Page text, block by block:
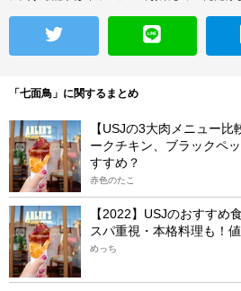
「七面鳥」に関するまとめ
【USJの3大肉メニュー
ークチキン、ブラックペ
すすめ？
赤色のたこ
【2022】USJのおすすめ
スパ重視・本格料理も！
めっち